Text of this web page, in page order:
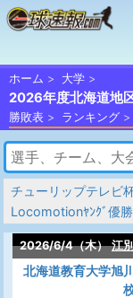
ホーム 大学
2026年度北海道地
勝敗表 ランキング
チューリップテレビ
Locomotionﾔﾝｸﾞ優勝
2026/6/4（木） 江
北海道教育大学旭川